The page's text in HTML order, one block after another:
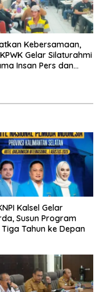
Kebersamaan,
Gelar Silaturahmi
Insan Pers dan
Kalsel Gelar
Susun Program
Tahun ke Depan